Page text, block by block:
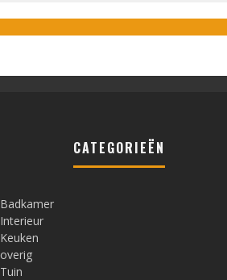
CATEGORIEËN
Badkamer
Interieur
Keuken
overig
Tuin